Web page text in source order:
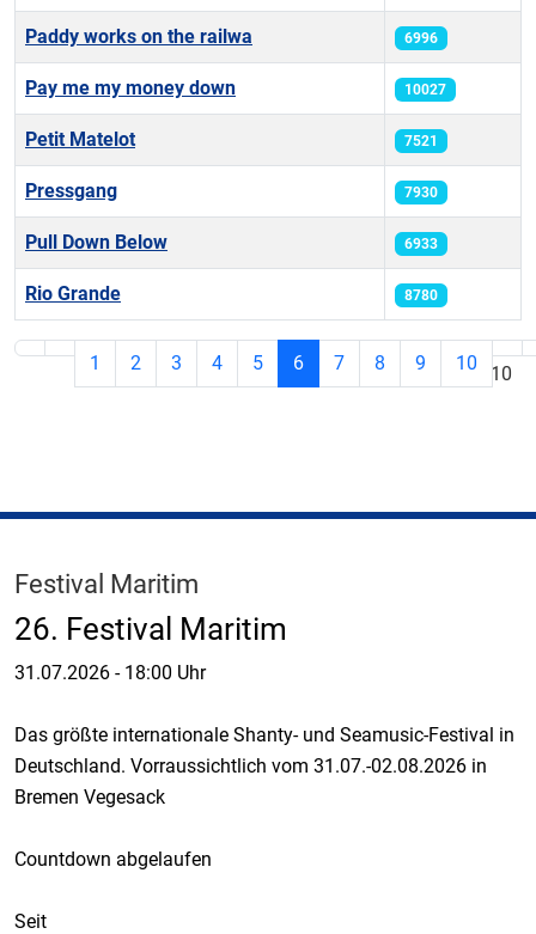
Paddy works on the railwa 6996
Pay me my money down 10027
Petit Matelot 7521
Pressgang 7930
Pull Down Below 6933
Rio Grande 8780
Seite 6 von 10
1 2 3 4 5 6 7 8 9 10
Festival Maritim
26. Festival Maritim
31.07.2026 - 18:00 Uhr
Das größte internationale Shanty- und Seamusic-Festival in
Deutschland. Vorraussichtlich vom 31.07.-02.08.2026 in
Bremen Vegesack
Countdown abgelaufen
Seit